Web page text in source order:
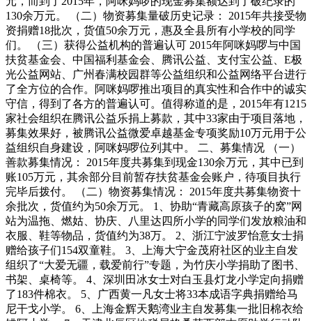
130余万元。 （二）物资募集量破历史记录： 2015年共接受物
资捐赠18批次，货值50余万元，惠及全县所有小学校的同学
们。 （三）获得公益机构的普遍认可 2015年阿咪妈啰与中国
扶贫基金会、中国福利基金会、腾讯公益、支付宝公益、E极
光公益网站、广州春满校园群等公益组织和公益网络平台进行
了全方位的合作。阿咪妈啰推出项目的真实性和合作中的诚实
守信，得到了各方的普遍认可。值得称道的是，2015年有1215
家社会组织在腾讯公益乐捐上募款，其中33家由于项目落地，
募集效果好，被腾讯公益微爱卓越基金专项奖励10万元用于公
益组织自身建设，阿咪妈啰位列其中。 二、募集情况 （一）
善款募集情况： 2015年度共募集到现金130余万元，其中已到
账105万元，其余部分目前暂存扶贫基金会账户，待项目执行
完毕后拨付。 （二）物资募集情况： 2015年度共募集物资十
余批次，货值约为50余万元。 1、协助“青藏高原孩子的窝”网
站为温拖、燃姑、协庆、八里达四所小学的同学们发放粮油和
衣服、鞋等物品，货值约为38万。 2、浙江宁波罗怡意女士捐
赠给孩子们154双童鞋。 3、上海大宁金茂府社区的业主自发
组织了“大爱无疆，载爱前行”专题，为竹庆小学捐助了图书、
书架、桌椅等。 4、深圳田冰女士对白玉县灯龙小学定向捐赠
了183件棉衣。 5、广西黄一凡女士将33本成语字典捐赠给马
尼干戈小学。 6、上海金辉天鹅湾业主自发募集一批旧棉衣给